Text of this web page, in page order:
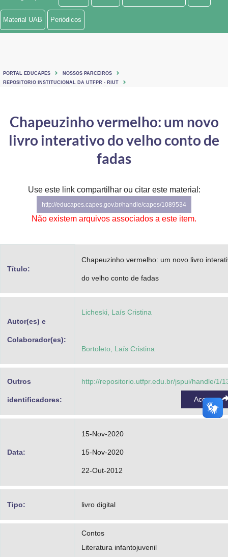
Ministério de Minas e Energia
Ministério do Turismo
Controladoria-Geral da União
Secretaria de Governo
Gabinete de Segurança Institucional
Material UAB Periódicos
PORTAL EDUCAPES
NOSSOS PARCEIROS
REPOSITORIO INSTITUCIONAL DA UTFPR - RIUT
Chapeuzinho vermelho: um novo
livro interativo do velho conto de
fadas
Use este link compartilhar ou citar este material:
http://educapes.capes.gov.br/handle/capes/1089534
Não existem arquivos associados a este item.
Título:
Chapeuzinho vermelho: um novo livro
do velho conto de fadas
Autor(es) e
Colaborador(es):
Licheski, Laís Cristina
Bortoleto, Laís Cristina
Outros
identificadores:
http://repositorio.utfpr.edu.br/jspui/handle/1/
Acessar
Data:
15-Nov-2020
15-Nov-2020
22-Out-2012
Tipo: livro digital
Contos
Literatura infantojuvenil